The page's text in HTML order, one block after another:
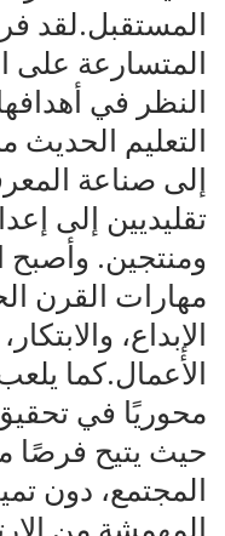
المستقبل.لقد
المتسارعة على
النظر في
التعليم
إلى صناعة
تقليديين إلى
ومنتجين. وأصبح
مهارات القرن
الإبداع،
الأعمال.كما
محوريًا في تحقيق
حيث يتيح فرصًا
المجتمع، دون